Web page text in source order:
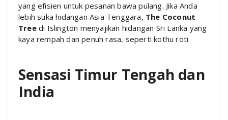
yang efisien untuk pesanan bawa pulang. Jika Anda
lebih suka hidangan Asia Tenggara, The Coconut
Treedi Islington menyajikan hidangan Sri Lanka yang
kaya rempah dan penuh rasa, seperti kothu roti.
Sensasi Timur Tengah dan
India